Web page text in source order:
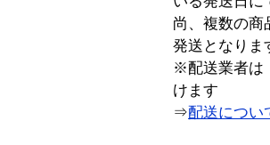
尚、複数の商
発送となりま
※配送業者は
けます
⇒配送につい